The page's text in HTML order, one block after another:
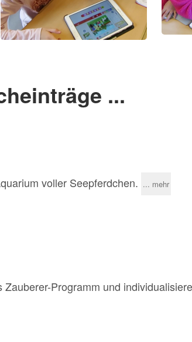
...
voller Seepferdchen. ... mehr
Programm und